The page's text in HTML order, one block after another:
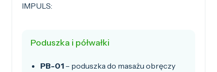
IMPULS:
Poduszka i półwałki
PB-01 – poduszka do masażu obręczy